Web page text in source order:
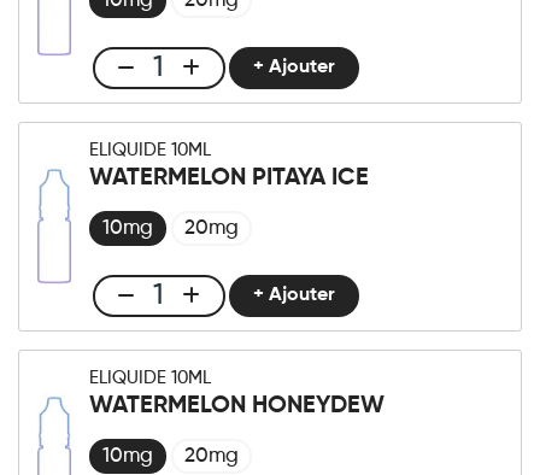
Club
E-
liquide
10ml
XTreme
+ Ajouter
ELIQUIDE 10ML
WATERMELON PITAYA ICE
10mg 20mg
Club
E-
liquide
10ml
Pitaya
+ Ajouter
ELIQUIDE 10ML
WATERMELON HONEYDEW
10mg 20mg